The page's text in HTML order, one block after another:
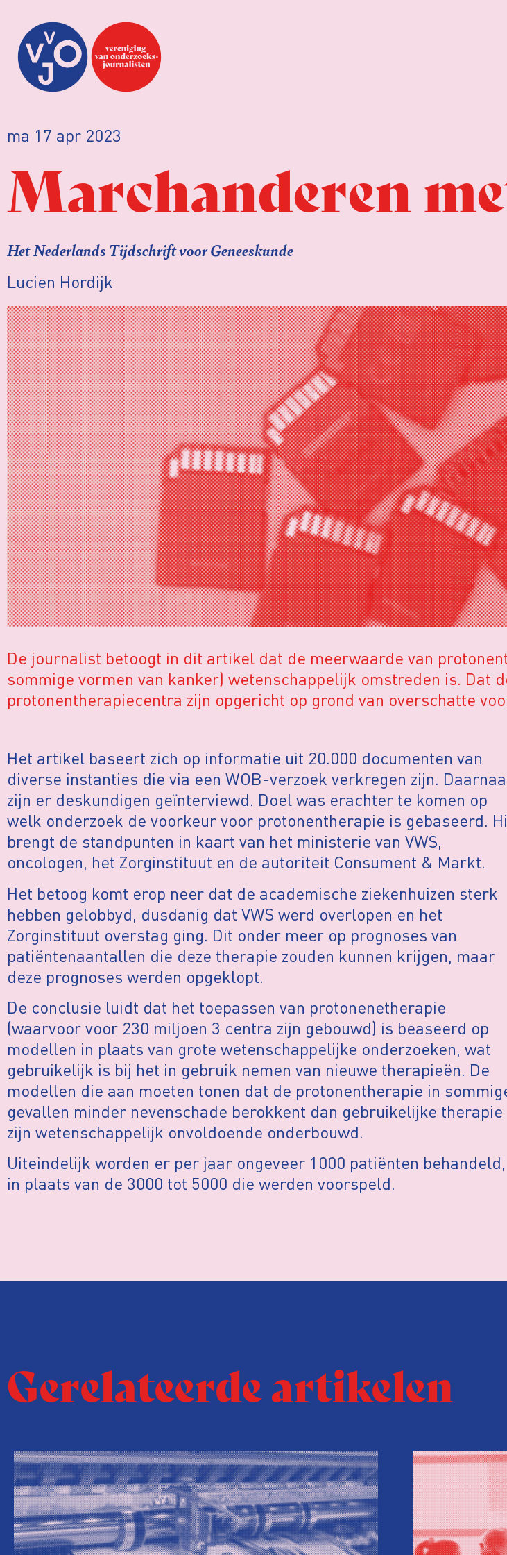
ma 17 apr 2023
Marchanderen
Het Nederlands Tijdschrift voor Geneeskunde
Lucien Hordijk
De journalist betoogt in dit artikel dat de meerwaarde van
sommige vormen van kanker) wetenschappelijk omstreden is. Dat
protonentherapiecentra zijn opgericht op grond van overschatte
Het artikel baseert zich op informatie uit 20.000 documenten van
diverse instanties die via een WOB-verzoek verkregen zijn.
zijn er deskundigen geïnterviewd. Doel was erachter te komen op
welk onderzoek de voorkeur voor protonentherapie is gebaseerd.
brengt de standpunten in kaart van het ministerie van VWS,
oncologen, het Zorginstituut en de autoriteit Consument & Markt.
Het betoog komt erop neer dat de academische ziekenhuizen sterk
hebben gelobbyd, dusdanig dat VWS werd overlopen en het
Zorginstituut overstag ging. Dit onder meer op prognoses van
patiëntenaantallen die deze therapie zouden kunnen krijgen, maar
deze prognoses werden opgeklopt.
De conclusie luidt dat het toepassen van protonenetherapie
(waarvoor voor 230 miljoen 3 centra zijn gebouwd) is beaseerd op
modellen in plaats van grote wetenschappelijke onderzoeken, wat
gebruikelijk is bij het in gebruik nemen van nieuwe therapieën. De
modellen die aan moeten tonen dat de protonentherapie in
gevallen minder nevenschade berokkent dan gebruikelijke therapie
zijn wetenschappelijk onvoldoende onderbouwd.
Uiteindelijk worden er per jaar ongeveer 1000 patiënten behandeld,
in plaats van de 3000 tot 5000 die werden voorspeld.
Gerelateerde artikelen